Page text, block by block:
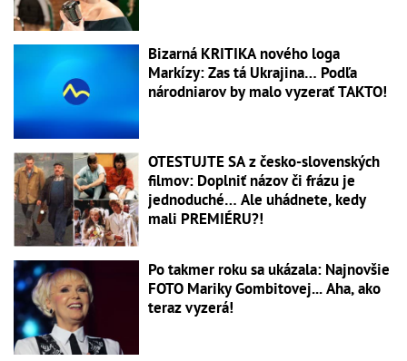
Bizarná KRITIKA nového loga
Markízy: Zas tá Ukrajina… Podľa
národniarov by malo vyzerať TAKTO!
OTESTUJTE SA z česko-slovenských
filmov: Doplniť názov či frázu je
jednoduché… Ale uhádnete, kedy
mali PREMIÉRU?!
Po takmer roku sa ukázala: Najnovšie
FOTO Mariky Gombitovej... Aha, ako
teraz vyzerá!